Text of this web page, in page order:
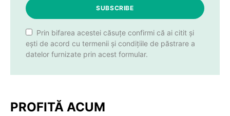
SUBSCRIBE
Prin bifarea acestei căsuțe confirmi că ai citit și
ești de acord cu termenii și condițiile de păstrare a
datelor furnizate prin acest formular.
PROFITĂ ACUM